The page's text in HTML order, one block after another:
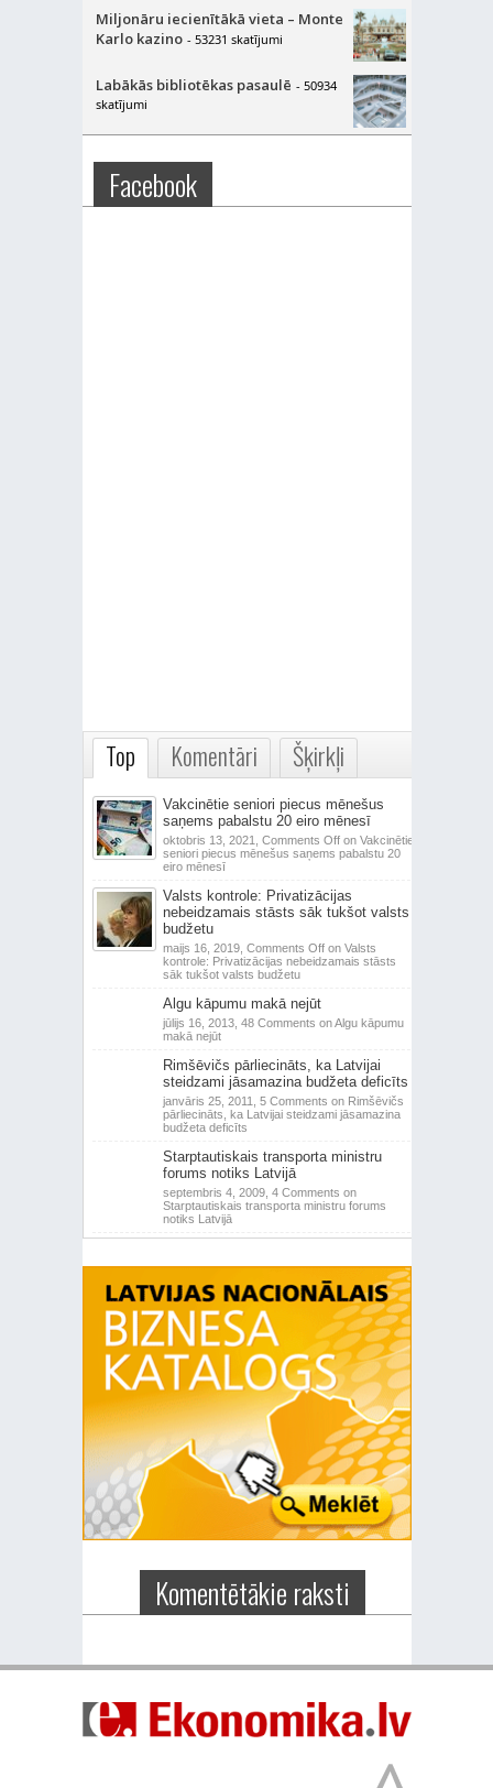
Miljonāru iecienītākā vieta – Monte
Karlo kazino - 53231 skatījumi
Labākās bibliotēkas pasaulē - 50934
skatījumi
Facebook
Top Komentāri Šķirkļi
Vakcinētie seniori piecus mēnešus
saņems pabalstu 20 eiro mēnesī
oktobris 13, 2021, Comments Offon Vakcinētie
seniori piecus mēnešus saņems pabalstu 20
eiro mēnesī
Valsts kontrole: Privatizācijas
nebeidzamais stāsts sāk tukšot valsts
budžetu
maijs 16, 2019, Comments Offon Valsts
kontrole: Privatizācijas nebeidzamais stāsts
sāk tukšot valsts budžetu
Algu kāpumu makā nejūt
jūlijs 16, 2013, 48 Comments on Algu kāpumu
makā nejūt
Rimšēvičs pārliecināts, ka Latvijai
steidzami jāsamazina budžeta deficīts
janvāris 25, 2011, 5 Comments on Rimšēvičs
pārliecināts, ka Latvijai steidzami jāsamazina
budžeta deficīts
Starptautiskais transporta ministru
forums notiks Latvijā
septembris 4, 2009, 4 Comments on
Starptautiskais transporta ministru forums
notiks Latvijā
Komentētākie raksti